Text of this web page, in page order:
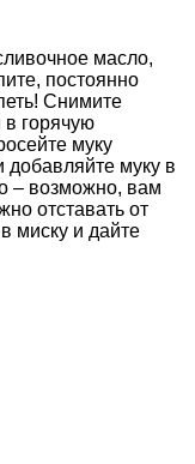
масло,
постоянно
Снимите
в горячую
муку
муку в
– возможно, вам
отставать от
миску и дайте